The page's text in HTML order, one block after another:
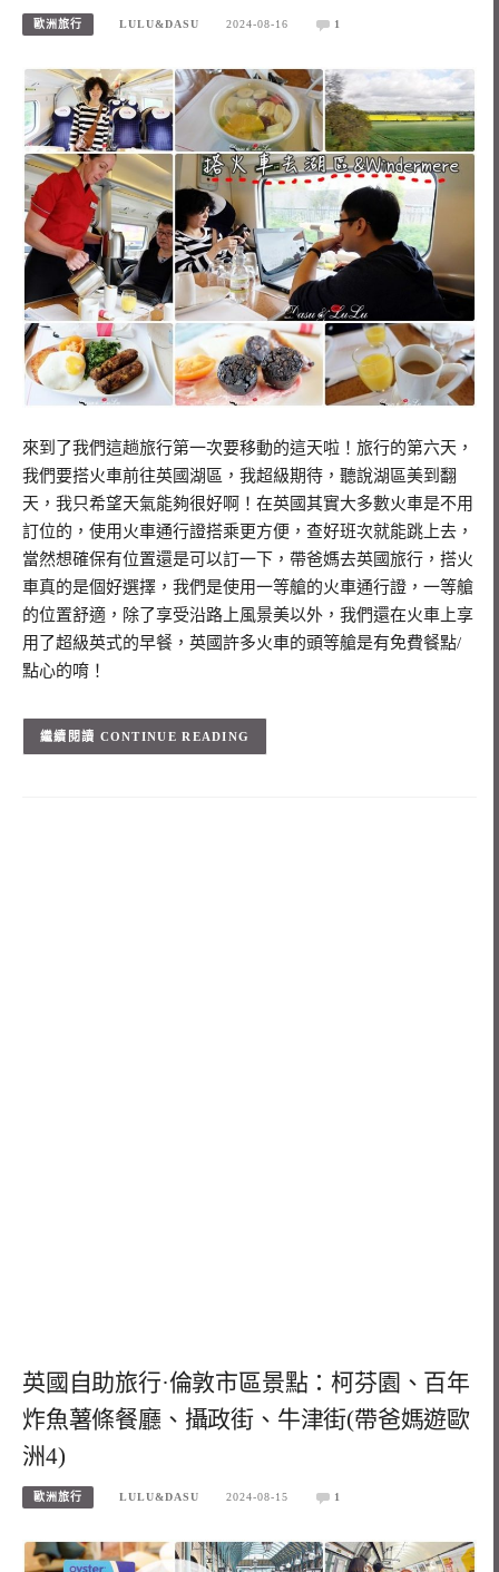
歐洲旅行 LULU&DASU 2024-08-16 1
來到了我們這趟旅行第一次要移動的這天啦！旅行的第六天，
我們要搭火車前往英國湖區，我超級期待，聽說湖區美到翻
天，我只希望天氣能夠很好啊！在英國其實大多數火車是不用
訂位的，使用火車通行證搭乘更方便，查好班次就能跳上去，
當然想確保有位置還是可以訂一下，帶爸媽去英國旅行，搭火
車真的是個好選擇，我們是使用一等艙的火車通行證，一等艙
的位置舒適，除了享受沿路上風景美以外，我們還在火車上享
用了超級英式的早餐，英國許多火車的頭等艙是有免費餐點/
點心的唷！
CONTINUE READING
英國自助旅行·倫敦市區景點：柯芬園、百年
炸魚薯條餐廳、攝政街、牛津街(帶爸媽遊歐
洲4)
歐洲旅行 LULU&DASU 2024-08-15 1